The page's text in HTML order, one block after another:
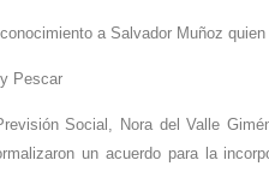
a Salvador Muñoz
Pescar
Social, Nora del Valle
un acuerdo para la